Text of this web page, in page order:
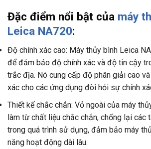
Đặc điểm nổi bật của máy
Leica NA720:
Độ chính xác cao: Máy thủy bình Leica
để đảm bảo độ chính xác và độ tin cậy
trắc địa. Nó cung cấp độ phân giải cao
xác cho các ứng dụng đòi hỏi sự chính
Thiết kế chắc chắn: Vỏ ngoài của máy
làm từ chất liệu chắc chắn, chống lại các
trong quá trình sử dụng, đảm bảo máy
năng hoạt động dài lâu.